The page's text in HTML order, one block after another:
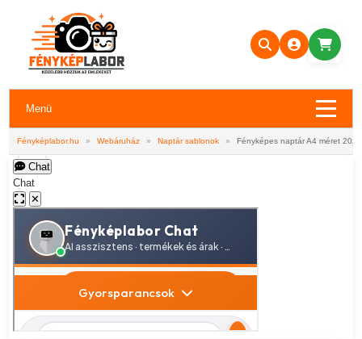
Menü
Fényképlabor.hu » Webáruház » Naptár sablonok » Fényképes naptár A4 méret
Chat
Chat
✕